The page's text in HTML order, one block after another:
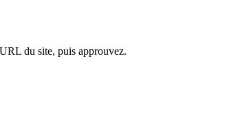
du site, puis approuvez.